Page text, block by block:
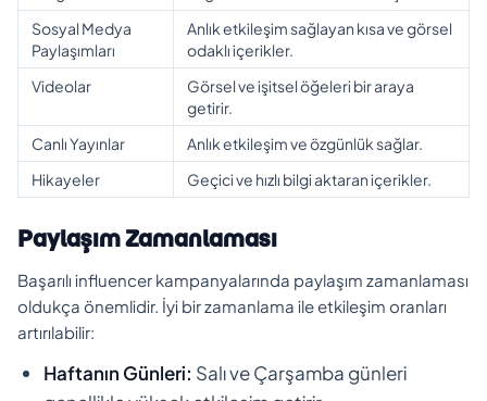
Sosyal Medya
Paylaşımları
Anlık etkileşim sağlayan kısa ve görsel
odaklı içerikler.
Videolar
Görsel ve işitsel öğeleri bir araya
getirir.
Canlı Yayınlar
Anlık etkileşim ve özgünlük sağlar.
Hikayeler
Geçici ve hızlı bilgi aktaran içerikler.
Paylaşım Zamanlaması
Başarılı influencer kampanyalarında paylaşım zamanlaması
oldukça önemlidir. İyi bir zamanlama ile etkileşim oranları
artırılabilir:
Haftanın Günleri: Salı ve Çarşamba günleri